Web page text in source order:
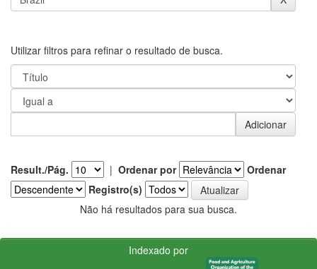
Utilizar filtros para refinar o resultado de busca.
Result./Pág. | Ordenar por
Ordenar
Registro(s)
Não há resultados para sua busca.
Indexado por